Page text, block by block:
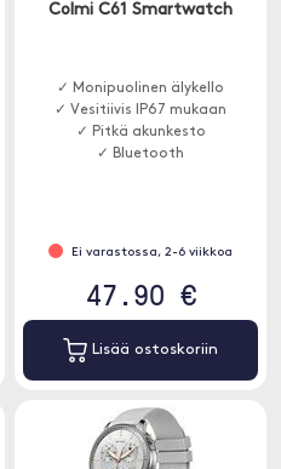
Colmi C61 Smartwatch
✓ Monipuolinen älykello
✓ Vesitiivis IP67 mukaan
✓ Pitkä akunkesto
✓ Bluetooth
Ei varastossa, 2-6 viikkoa
47.90 €
Lisää ostoskoriin